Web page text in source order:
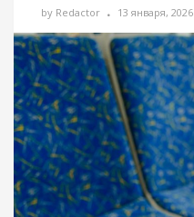
by Redactor 13 января, 2026